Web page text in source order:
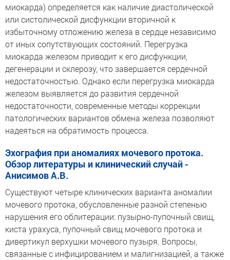
миокарда) определяется как наличие диастолической
или систолической дисфункции вторичной к
избыточному отложению железа в сердце независимо
от иных сопутствующих состояний. Перегрузка
миокарда железом приводит к его дисфункции,
дегенерации и склерозу, что завершается сердечной
недостаточностью. Однако если перегрузка миокарда
железом выявляется до развития сердечной
недостаточности, современные методы коррекции
патологических вариантов обмена железа позволяют
надеяться на обратимость процесса.
Эхография при аномалиях мочевого протока.
Обзор литературы и клинический случай -
Анисимов А.В.
Существуют четыре клинических варианта аномалии
мочевого протока, обусловленные разной степенью
нарушения его облитерации: пузырно-пупочный свищ,
киста урахуса, пупочный свищ мочевого протока и
дивертикул верхушки мочевого пузыря. Вопросы,
связанные с инфицированием и малигнизацией, а также